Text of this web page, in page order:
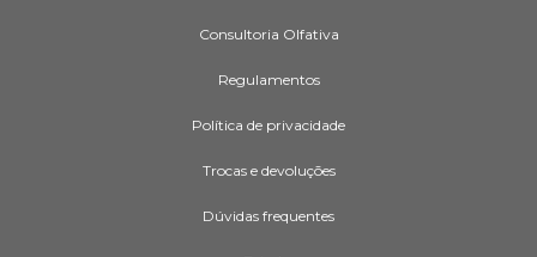
Consultoria Olfativa
Regulamentos
Política de privacidade
Trocas e devoluções
Dúvidas frequentes